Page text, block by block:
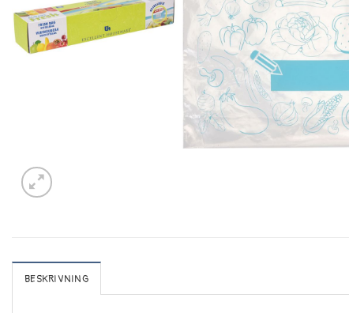
BESKRIVNING